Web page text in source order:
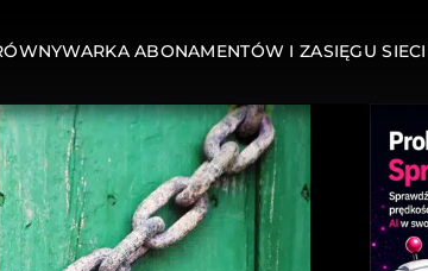
ABONAMENTÓW I ZASIĘGU